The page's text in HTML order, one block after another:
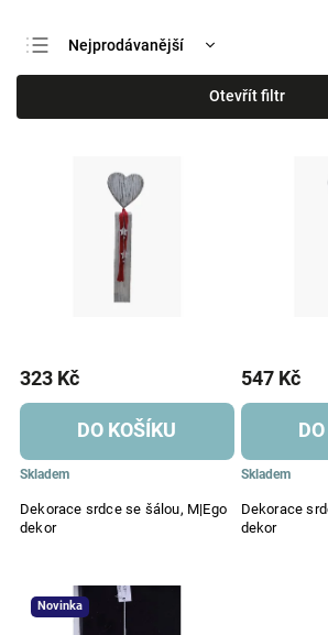
Nejprodávanější
Nejlevnější
Nejdražší
Otevřít filtr
Dekorace srdce se šálou, M|Ego
dekor
Skladem
323 Kč
DO KOŠÍKU
Dekorace
dekor
Skladem
547 Kč
Novinka